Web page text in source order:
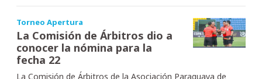
Torneo Apertura
La Comisión de Árbitros dio a
conocer la nómina para la
fecha 22
La Comisión de Árbitros de la Asociación Paraguaya de